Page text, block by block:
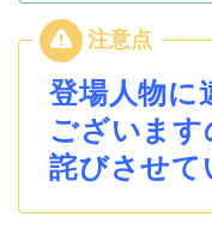
登場人物に
ございま
詫びさせて